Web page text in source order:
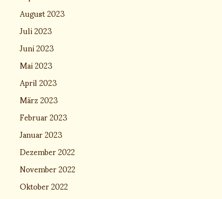
August 2023
Juli 2023
Juni 2023
Mai 2023
April 2023
März 2023
Februar 2023
Januar 2023
Dezember 2022
November 2022
Oktober 2022